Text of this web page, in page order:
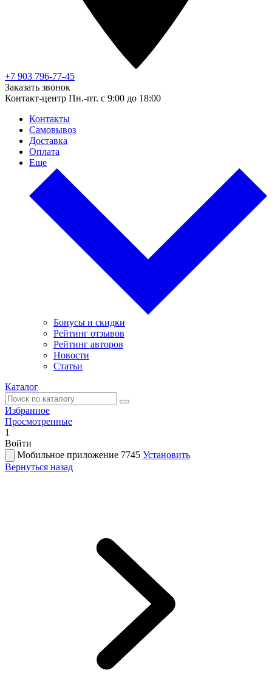
+7 903 796-77-45
Заказать звонок
Контакт-центр Пн.-пт. с 9:00 до 18:00
Контакты
Самовывоз
Доставка
Оплата
Еще
Бонусы и скидки
Рейтинг отзывов
Рейтинг авторов
Новости
Статьи
Каталог
Избранное
Просмотренные
1
Войти
Мобильное приложение 7745 Установить
Вернуться назад